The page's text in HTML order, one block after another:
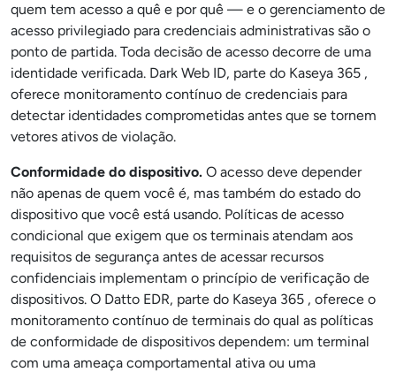
quem tem acesso a quê e por quê — e o gerenciamento de
acesso privilegiado para credenciais administrativas são o
ponto de partida. Toda decisão de acesso decorre de uma
identidade verificada. Dark Web ID, parte do Kaseya 365 ,
oferece monitoramento contínuo de credenciais para
detectar identidades comprometidas antes que se tornem
vetores ativos de violação.
Conformidade do dispositivo. O acesso deve depender
não apenas de quem você é, mas também do estado do
dispositivo que você está usando. Políticas de acesso
condicional que exigem que os terminais atendam aos
requisitos de segurança antes de acessar recursos
confidenciais implementam o princípio de verificação de
dispositivos. O Datto EDR, parte do Kaseya 365 , oferece o
monitoramento contínuo de terminais do qual as políticas
de conformidade de dispositivos dependem: um terminal
com uma ameaça comportamental ativa ou uma